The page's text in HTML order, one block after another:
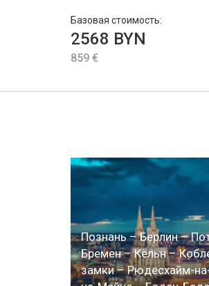
Базовая стоимость:
2568 BYN
859 €
Познань – Берлин –
Бремен – Кёльн –
замки – Рюдесхайм-